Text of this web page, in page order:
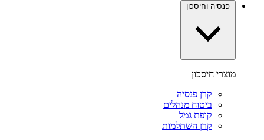
פנסיה וחיסכון
מוצרי חיסכון
קרן פנסיה
ביטוח מנהלים
קופת גמל
קרן השתלמות